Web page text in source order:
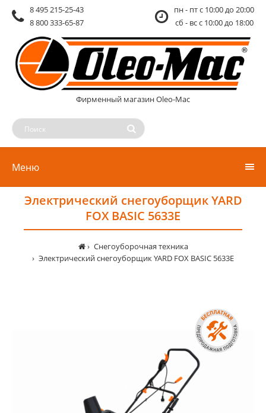
8 495 215-25-43
8 800 333-65-87
пн - пт c 10:00 до 20:00
сб - вс c 10:00 до 18:00
Фирменный магазин Oleo-Mac
Меню
Электрический снегоуборщик YARD
FOX BASIC 5633Е
Снегоуборочная техника
Электрический снегоуборщик YARD FOX BASIC 5633Е